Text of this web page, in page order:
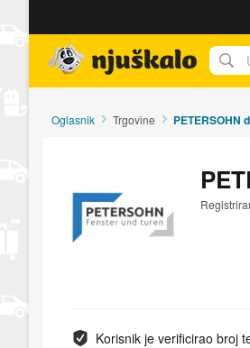
Oglasnik Trgovine PETERSOHN
Korisnik je verificirao broj